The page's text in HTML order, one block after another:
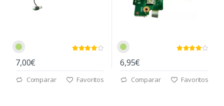
7,00€
Comparar Favoritos
6,95€
Comparar Favoritos